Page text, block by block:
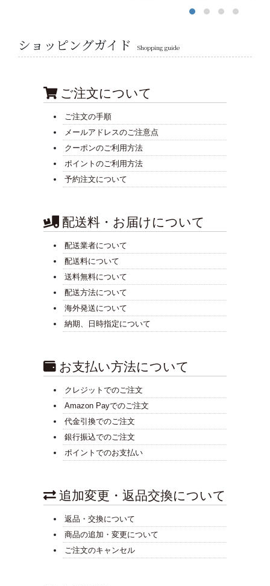
ショッピングガイド Shopping guide
ご注文について
ご注文の手順
メールアドレスのご注意点
クーポンのご利用方法
ポイントのご利用方法
予約注文について
配送料・お届けについて
配送業者について
配送料について
送料無料について
配送方法について
海外発送について
納期、日時指定について
お支払い方法について
クレジットでのご注文
Amazon Payでのご注文
代金引換でのご注文
銀行振込でのご注文
ポイントでのお支払い
追加変更・返品交換について
返品・交換について
商品の追加・変更について
ご注文のキャンセル